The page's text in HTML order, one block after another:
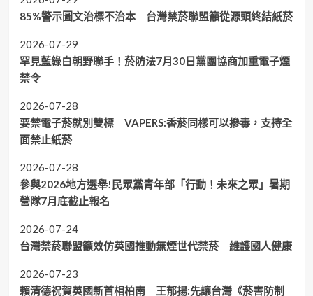
85%警示圖文治標不治本 台灣禁菸聯盟籲從源頭終結紙菸
2026-07-29
罕見藍綠白朝野聯手！菸防法7月30日黨團協商加重電子煙
禁令
2026-07-28
要禁電子菸就別雙標 VAPERS:香菸同樣可以摻毒，支持全
面禁止紙菸
2026-07-28
參與2026地方選舉!民眾黨青年部「行動！未來之眾」暑期
營隊7月底截止報名
2026-07-24
台灣禁菸聯盟籲效仿英國推動無煙世代禁菸 維護國人健康
2026-07-23
賴清德祝賀英國新首相柏南 王郁揚:先讓台灣《菸害防制